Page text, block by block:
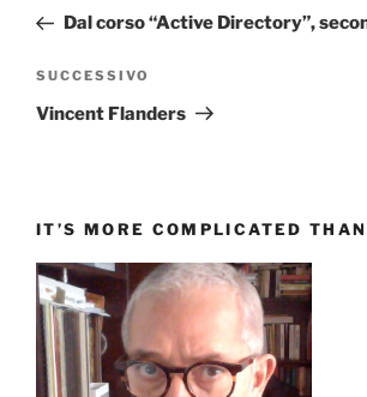
precedente:
Dal corso “Active Directory”,
Articolo
successivo
SUCCESSIVO
Vincent Flanders
IT’S MORE COMPLICATED